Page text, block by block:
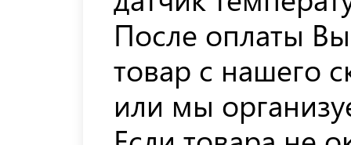
После оплаты
товар с нашего
или мы